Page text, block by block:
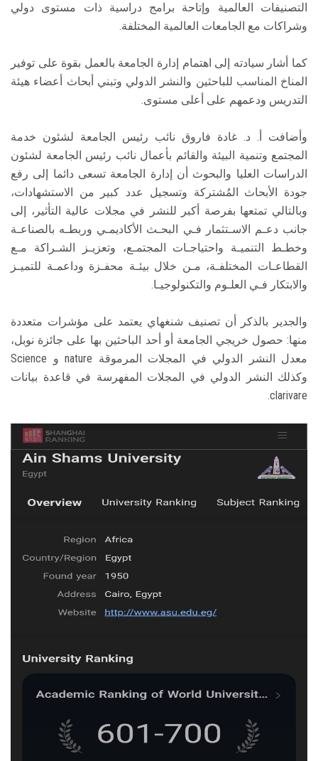
التصنيفات العالمية وإتاحة برامج دراسية ذات مستوى دولي
وشراكات مع الجامعات العالمية المختلفة.
كما أشار سيادته إلى اهتمام إدارة الجامعة بالعمل بقوة على توفير
المناخ المناسب للباحثين والنشر الدولي وتبني أبحاث أعضاء هيئة
التدريس ودعمهم على أعلى مستوى.
وأضافت أ. د. غادة فاروق نائب رئيس الجامعة لشئون خدمة
المجتمع وتنمية البيئة والقائم بأعمال نائب رئيس الجامعة لشئون
الدراسات العليا والبحوث أن إدارة الجامعة تسعى دائما إلى رفع
جودة الأبحاث المُشتركة وتسجيل عدد كبير من الاستشهادات،
وبالتالي تمتعها بفرصة أكبر للنشر في مجلات عالية التأثير، إلى
جانب دعـم الاسـتثمار فـي البحـث الأكاديمـي وربطـه بالصناعـة
وخطـط التنميـة واحتياجـات المجتمـع، وتعزيـز الشـراكة مـع
القطاعـات المختلفـة، مـن خلال بيئـة محفـزة وداعمـة للتميـز
والابتكار فـي العلـوم والتكنولوجيـا.
والجدير بالذكر أن تصنيف شنغهاي يعتمد على مؤشرات متعددة
منها: حصول خريجي الجامعة أو أحد الباحثين بها على جائزة نوبل،
معدل النشر الدولي في المجلات المرموقة nature و Science
وكذلك النشر الدولي في المجلات المفهرسة في قاعدة بيانات
clarivare.